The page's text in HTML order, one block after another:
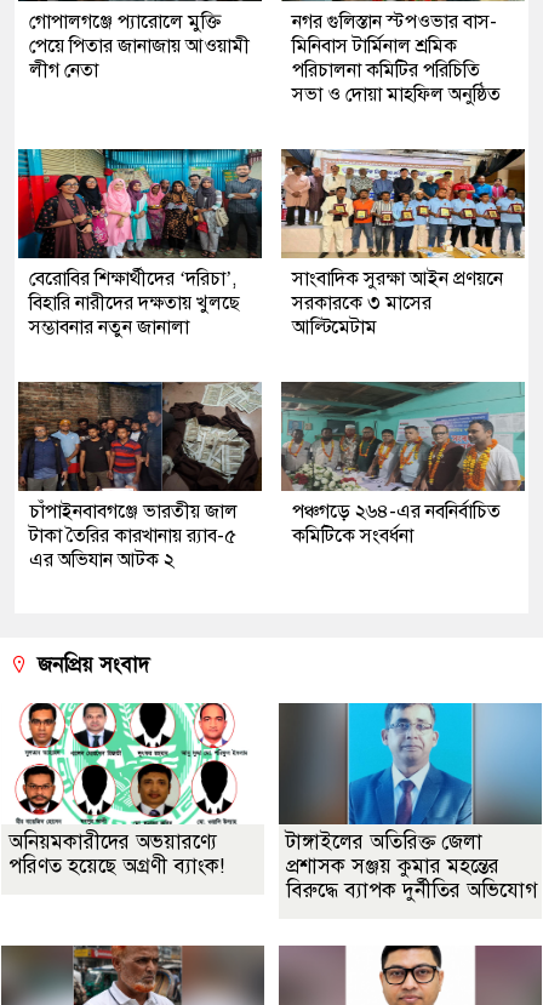
গোপালগঞ্জে প্যারোলে মুক্তি
পেয়ে পিতার জানাজায় আওয়ামী
লীগ নেতা
নগর গুলিস্তান স্টপওভার বাস-
মিনিবাস টার্মিনাল শ্রমিক
পরিচালনা কমিটির পরিচিতি
সভা ও দোয়া মাহফিল অনুষ্ঠিত
বেরোবির শিক্ষার্থীদের ‘দরিচা’,
বিহারি নারীদের দক্ষতায় খুলছে
সম্ভাবনার নতুন জানালা
সাংবাদিক সুরক্ষা আইন প্রণয়নে
সরকারকে ৩ মাসের
আল্টিমেটাম
চাঁপাইনবাবগঞ্জে ভারতীয় জাল
টাকা তৈরির কারখানায় র‍্যাব-৫
এর অভিযান আটক ২
পঞ্চগড়ে ২৬৪-এর নবনির্বাচিত
কমিটিকে সংবর্ধনা
জনপ্রিয় সংবাদ
অনিয়মকারীদের অভয়ারণ্যে
পরিণত হয়েছে অগ্রণী ব্যাংক!
টাঙ্গাইলের অতিরিক্ত জেলা
প্রশাসক সঞ্জয় কুমার মহন্তের
বিরুদ্ধে ব্যাপক দুর্নীতির অভিযোগ